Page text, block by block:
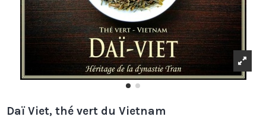
Daï Viet, thé vert du Vietnam